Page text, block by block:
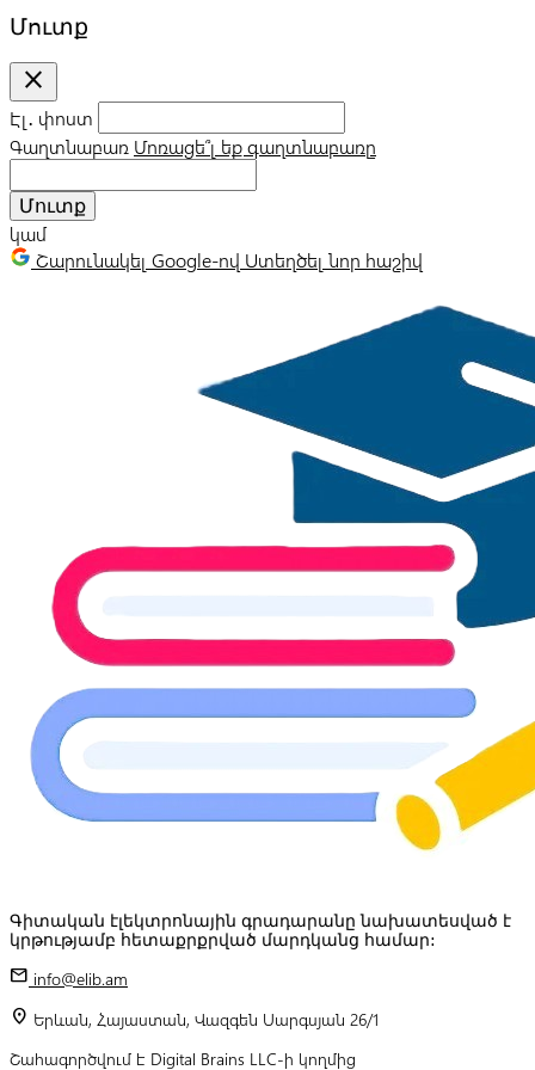
Մուտք
close
Էլ․ փոստ
Գաղտնաբառ Մոռացե՞լ եք գաղտնաբառը
Մուտք
կամ
Շարունակել Google-ով Ստեղծել նոր հաշիվ
Գիտական էլեկտրոնային գրադարանը նախատեսված է
կրթությամբ հետաքրքրված մարդկանց համար:
mail info@elib.am
location_on Երևան, Հայաստան, Վազգեն Սարգսյան 26/1
Շահագործվում է Digital Brains LLC-ի կողմից